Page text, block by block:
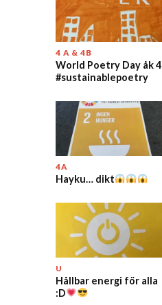
4 A & 4B
World Poetry Day åk 4
#sustainablepoetry
4A
Hayku… dikt
U
Hållbar energi för alla
:D